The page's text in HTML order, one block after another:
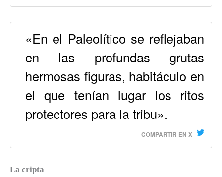
«En el Paleolítico se reflejaban
en las profundas grutas
hermosas figuras, habitáculo en
el que tenían lugar los ritos
protectores para la tribu».
COMPARTIR EN X
La cripta